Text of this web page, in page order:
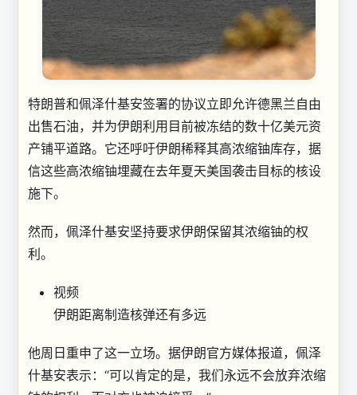
特朗普和佩泽什基安签署的协议立即允许德黑兰自由
出售石油，并为伊朗利用目前被冻结的数十亿美元资
产铺平道路。它还呼吁伊朗稀释其高浓缩铀库存，据
信这些高浓缩铀埋藏在去年夏天美国袭击目标的核设
施下。
然而，佩泽什基安坚持要求伊朗保留其浓缩铀的权
利。
视频
伊朗距离制造核弹还有多远
他周日重申了这一立场。据伊朗官方媒体报道，佩泽
什基安表示：“可以肯定的是，我们永远不会放弃浓缩